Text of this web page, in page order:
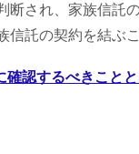
断され、家族信託
託の契約を結ぶ
確認するべきこと